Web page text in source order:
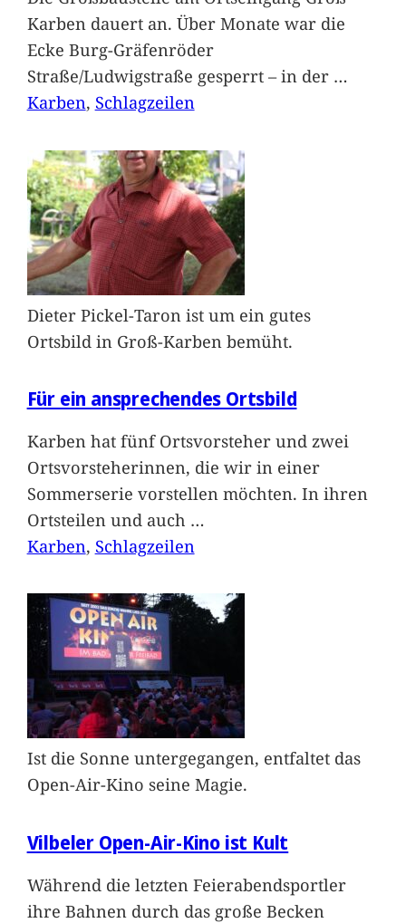
Karben dauert an. Über Monate war die
Ecke Burg-Gräfenröder
Straße/Ludwigstraße gesperrt – in der …
Karben, Schlagzeilen
Dieter Pickel-Taron ist um ein gutes
Ortsbild in Groß-Karben bemüht.
Für ein ansprechendes Ortsbild
Karben hat fünf Ortsvorsteher und zwei
Ortsvorsteherinnen, die wir in einer
Sommerserie vorstellen möchten. In ihren
Ortsteilen und auch …
Karben, Schlagzeilen
Ist die Sonne untergegangen, entfaltet das
Open-Air-Kino seine Magie.
Vilbeler Open-Air-Kino ist Kult
Während die letzten Feierabendsportler
ihre Bahnen durch das große Becken